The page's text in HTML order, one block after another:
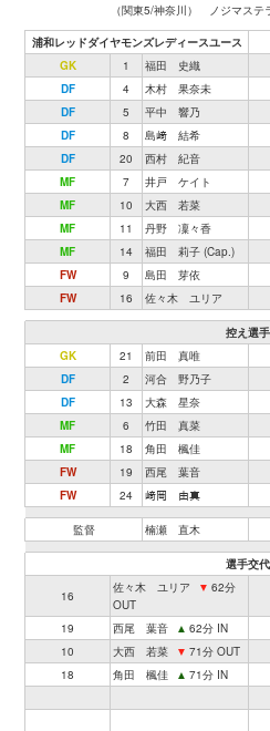
（関東5/神奈川） ノジマステ
浦和レッドダイヤモンズレディースユース
GK
1 福田 史織
DF
4 木村 果奈未
DF
5 平中 響乃
DF
8 島﨑 結希
DF
20 西村 紀音
MF
7 井戸 ケイト
MF
10 大西 若菜
MF
11 丹野 凜々香
MF
14 福田 莉子 (Cap.)
FW
9 島田 芽依
FW
16 佐々木 ユリア
控え選手
GK
21 前田 真唯
DF
2 河合 野乃子
DF
13 大森 星奈
MF
6 竹田 真菜
MF
18 角田 楓佳
FW
19 西尾 葉音
FW
24 﨑岡 由真
監督 楠瀬 直木
選手交代
16
佐々木 ユリア ▼ 62分
OUT
19
西尾 葉音 ▲ 62分 IN
10
大西 若菜 ▼ 71分 OUT
18
角田 楓佳 ▲ 71分 IN